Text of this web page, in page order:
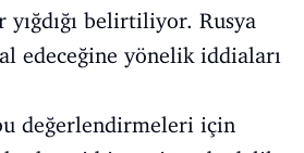
yığdığı belirtiliyor. Rusya
edeceğine yönelik iddiaları
değerlendirmeleri için